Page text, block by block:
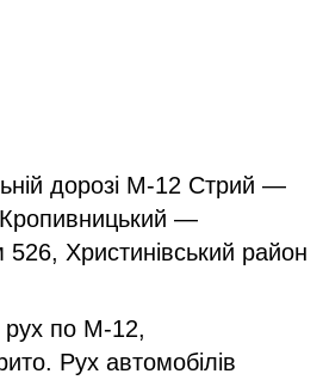
дорозі М-12 Стрий —
—
526, Христинівський район
по М-12,
Рух автомобілів